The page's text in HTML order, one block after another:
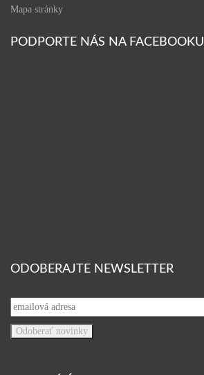
Mapa stránky
PODPORTE NÁS NA FACEBOOKU
ODOBERAJTE NEWSLETTER